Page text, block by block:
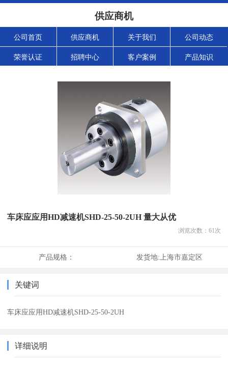
供应商机
公司首页 供应商机 关于我们 公司动态
荣誉认证 招聘中心 客户案例 产品知识
车床应应用HD减速机SHD-25-50-2UH 量大从优
浏览次数： 61次
产品规格： 发货地: 上海市嘉定区
关键词
车床应应用HD减速机SHD-25-50-2UH
详细说明